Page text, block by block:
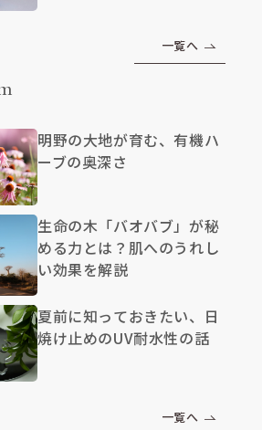
一覧へ
明野の大地が育む、有機ハ
ーブの奥深さ
生命の木「バオバブ」が秘
める力とは？肌へのうれし
い効果を解説
夏前に知っておきたい、日
焼け止めのUV耐水性の話
一覧へ